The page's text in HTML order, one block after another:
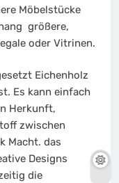
Möbelstücke
größere,
oder Vitrinen.
Eichenholz
Es kann einfach
Herkunft,
zwischen
Macht. das
Designs
die